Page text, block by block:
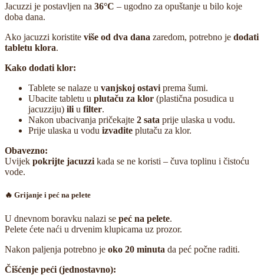
Jacuzzi je postavljen na 36°C – ugodno za opuštanje u bilo koje
doba dana.
Ako jacuzzi koristite više od dva dana zaredom, potrebno je dodati
tabletu klora.
Kako dodati klor:
Tablete se nalaze u vanjskoj ostavi prema šumi.
Ubacite tabletu u plutaču za klor (plastična posudica u
jacuzziju) ili u filter.
Nakon ubacivanja pričekajte 2 sata prije ulaska u vodu.
Prije ulaska u vodu izvadite plutaču za klor.
Obavezno:
Uvijek pokrijte jacuzzi kada se ne koristi – čuva toplinu i čistoću
vode.
🔥 Grijanje i peć na pelete
U dnevnom boravku nalazi se peć na pelete.
Pelete ćete naći u drvenim klupicama uz prozor.
Nakon paljenja potrebno je oko 20 minuta da peć počne raditi.
Čišćenje peći (jednostavno):